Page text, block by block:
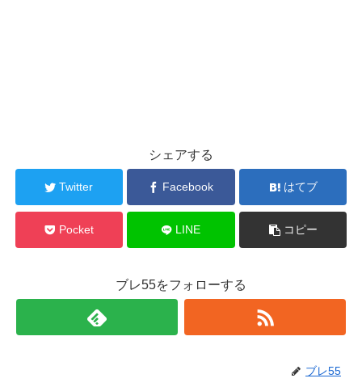
シェアする
Twitter Facebook はてブ
Pocket LINE コピー
ブレ55をフォローする
ブレ55